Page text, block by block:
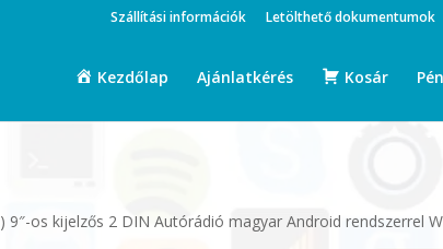
Szállítási információk Letölthető dokumentumok
Kezdőlap Ajánlatkérés Kosár
9″-os kijelzős 2 DIN Autórádió magyar Android rendszerrel